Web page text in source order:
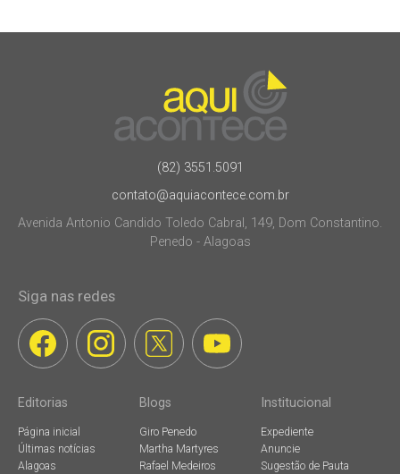
(82) 3551.5091
contato@aquiacontece.com.br
Avenida Antonio Candido Toledo Cabral, 149, Dom Constantino.
Penedo - Alagoas
Siga nas redes
Editorias
Página inicial
Últimas notícias
Alagoas
Blogs
Giro Penedo
Martha Martyres
Rafael Medeiros
Institucional
Expediente
Anuncie
Sugestão de Pauta